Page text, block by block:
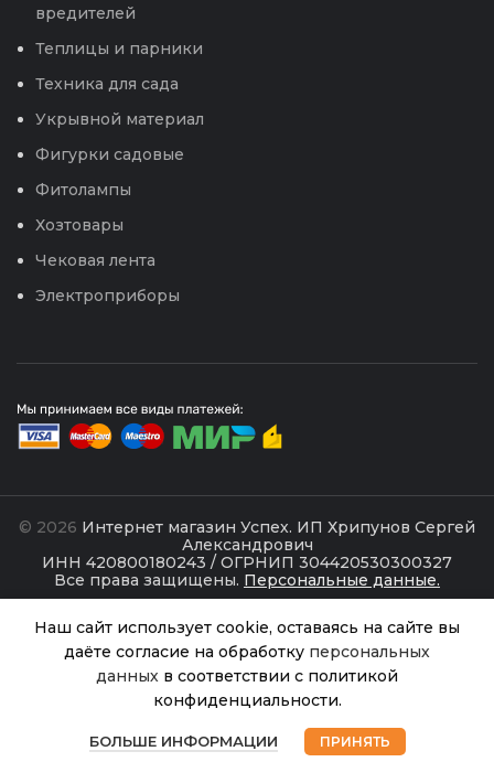
вредителей
Теплицы и парники
Техника для сада
Укрывной материал
Фигурки садовые
Фитолампы
Хозтовары
Чековая лента
Электроприборы
© 2026 Интернет магазин Успех. ИП Хрипунов Сергей
Александрович
ИНН 420800180243 / ОГРНИП 304420530300327
Все права защищены. Персональные данные.
Web-студии Вячеслава Круговых
Наш сайт использует cookie, оставаясь на сайте вы
даёте согласие на обработку персональных
данных в соответствии с политикой
конфиденциальности.
БОЛЬШЕ ИНФОРМАЦИИ ПРИНЯТЬ
Аммофос
(Fertika)195.00₽
наличии
Магазин Избранное Корзина Мой аккаунт